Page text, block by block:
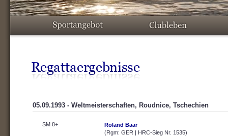
05.09.1993 - Weltmeisterschaften, Roudnice, Tschechien
SM 8+
Roland Baar
(Rgm: GER | HRC-Sieg Nr. 1535)